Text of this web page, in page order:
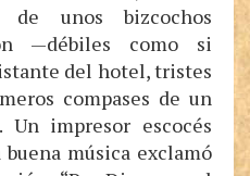
de unos bizcochos
—débiles como si
del hotel, tristes
compases de un
Un impresor escocés
música exclamó